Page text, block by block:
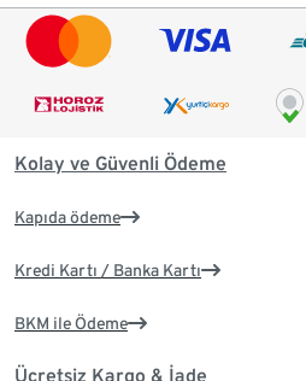
Kolay ve Güvenli Ödeme
Kapıda ödeme
Kredi Kartı / Banka Kartı
BKM ile Ödeme
Ücretsiz Kargo & İade